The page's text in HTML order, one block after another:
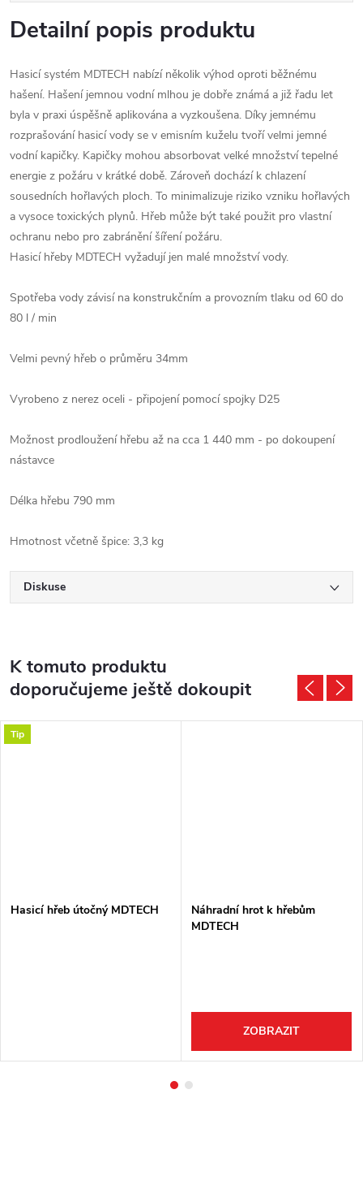
Detailní popis produktu
Hasicí systém MDTECH nabízí několik výhod oproti běžnému
hašení. Hašení jemnou vodní mlhou je dobře známá a již řadu let
byla v praxi úspěšně aplikována a vyzkoušena. Díky jemnému
rozprašování hasicí vody se v emisním kuželu tvoří velmi jemné
vodní kapičky. Kapičky mohou absorbovat velké množství tepelné
energie z požáru v krátké době. Zároveň dochází k chlazení
sousedních hořlavých ploch. To minimalizuje riziko vzniku hořlavých
a vysoce toxických plynů. Hřeb může být také použit pro vlastní
ochranu nebo pro zabránění šíření požáru.
Hasicí hřeby MDTECH vyžadují jen malé množství vody.
Spotřeba vody závisí na konstrukčním a provozním tlaku od 60 do
80 l / min
Velmi pevný hřeb o průměru 34mm
Vyrobeno z nerez oceli - připojení pomocí spojky D25
Možnost prodloužení hřebu až na cca 1 440 mm - po dokoupení
nástavce
Délka hřebu 790 mm
Hmotnost včetně špice: 3,3 kg
Diskuse
K tomuto produktu
doporučujeme ještě dokoupit
Tip
Hasicí hřeb útočný MDTECH
Náhradní hrot k hřebům
MDTECH
ZOBRAZIT